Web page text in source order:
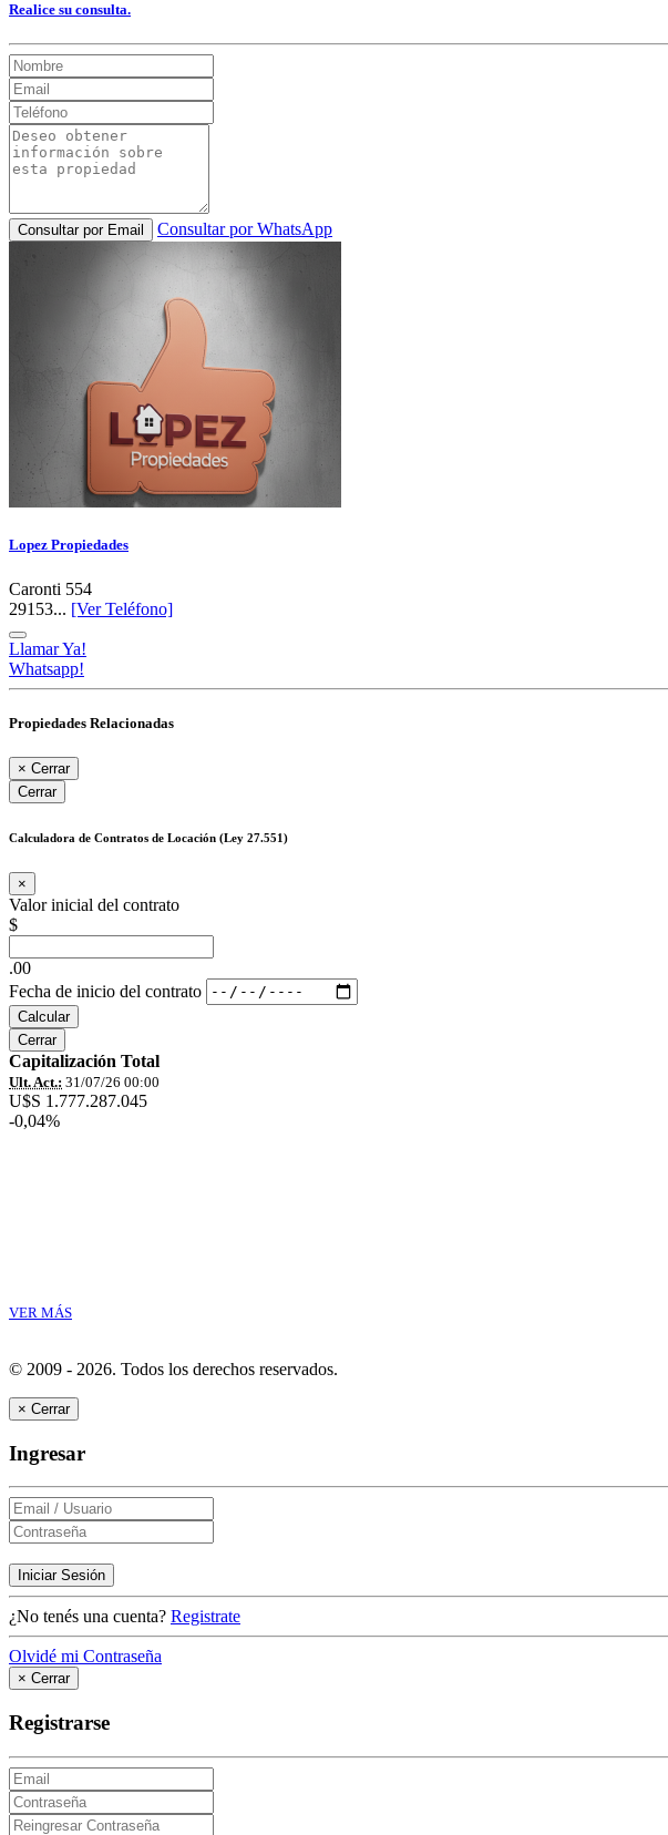
Realice su consulta.
Consultar por Email Consultar por WhatsApp
Lopez Propiedades
Caronti 554
29153... [Ver Teléfono]
Llamar Ya!
Whatsapp!
Propiedades Relacionadas
× Cerrar
Cerrar
Calculadora de Contratos de Locación (Ley 27.551)
×
Valor inicial del contrato
$
.00
Fecha de inicio del contrato
Calcular
Cerrar
Capitalización Total
Ult. Act.: 31/07/26 00:00
U$S 1.777.287.045
-0,04%
VER MÁS
© 2009 - 2026. Todos los derechos reservados.
× Cerrar
Ingresar
Iniciar Sesión
¿No tenés una cuenta? Registrate
Olvidé mi Contraseña
× Cerrar
Registrarse